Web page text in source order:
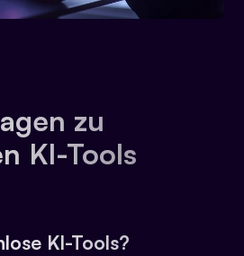
zu
KI-Tools
KI-Tools?